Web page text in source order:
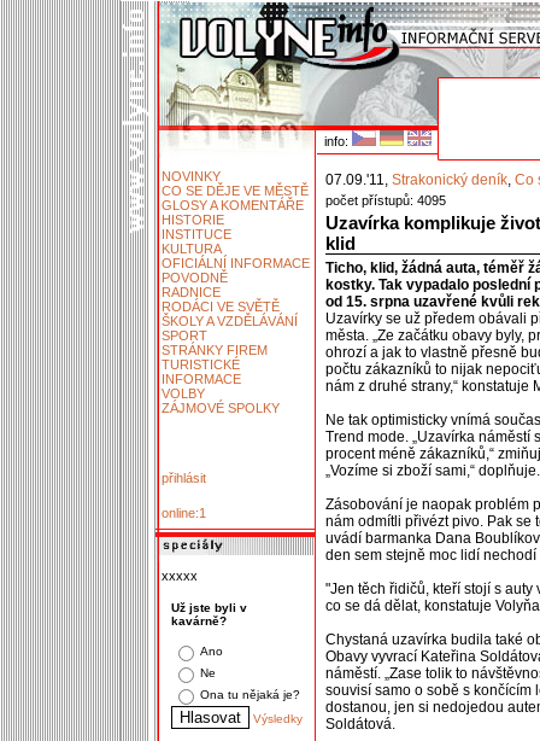
info:
NOVINKY
CO SE DĚJE VE MĚSTĚ
GLOSY A KOMENTÁŘE
HISTORIE
INSTITUCE
KULTURA
OFICIÁLNÍ INFORMACE
POVODNĚ
RADNICE
RODÁCI VE SVĚTĚ
ŠKOLY A VZDĚLÁVÁNÍ
SPORT
STRÁNKY FIREM
TURISTICKÉ
INFORMACE
VOLBY
ZÁJMOVÉ SPOLKY
přihlásit
online:1
xxxxx
Už jste byli v
kavárně?
Ano
Ne
Ona tu nějaká je?
Výsledky
07.09.'11, Strakonický deník, Co
počet přístupů: 4095
Uzavírka komplikuje
klid
Ticho, klid, žádná auta, téměř
kostky. Tak vypadalo poslední
od 15. srpna uzavřené kvůli
Uzavírky se už předem obávali
města. „Ze začátku obavy byly,
ohrozí a jak to vlastně přesně
počtu zákazníků to nijak
nám z druhé strany,“ konstatuje
Ne tak optimisticky vnímá
Trend mode. „Uzavírka náměstí
procent méně zákazníků,“
„Vozíme si zboží sami,“ doplňuje.
Zásobování je naopak problém
nám odmítli přivézt pivo. Pak se
uvádí barmanka Dana
den sem stejně moc lidí
"Jen těch řidičů, kteří stojí s
co se dá dělat, konstatuje
Chystaná uzavírka budila také
Obavy vyvrací Kateřina
náměstí. „Zase tolik to
souvisí samo o sobě s končícím
dostanou, jen si nedojedou
Soldátová.